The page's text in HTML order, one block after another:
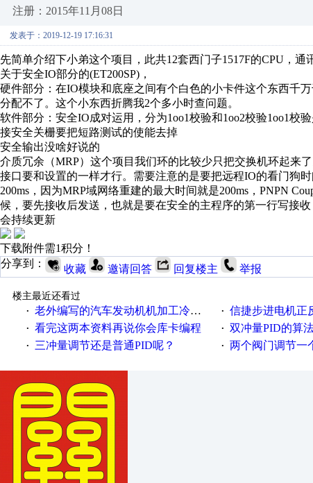
注册：2015年11月08日
发表于：2019-12-19 17:16:31
先简单介绍下小弟这个项目，此共12套西门子1517F的CPU，通
关于安全IO部分的(ET200SP)，
硬件部分：在IO模块和底座之间有个白色的小卡件这个东西千
分配不了。这个小东西折腾我2个多小时查问题。
软件部分：安全IO成对运用，分为1oo1校验和1oo2校验1oo1校
接安全关栅要把短路测试的使能去掉
安全输出没啥好说的
介质冗余（MRP）这个项目我们环的比较少只把交换机环起来
接口要和设置的一样才行。需要注意的是要把远程IO的看门狗
200ms，因为MRP域网络重建的最大时间就是200ms，PNPN
候，要先接收后发送，也就是要在安全的主程序的第一行写接收
会持续更新
下载附件需1积分！
分享到：
收藏 邀请回答 回复楼主 举报
楼主最近还看过
· 老外编写的汽车发动机机加工冷却液站西门子S7-300程序，有注解. · 信捷步进电机正
· 看完这两本资料再说你会库卡编程 · 双冲量PID的算
· 三冲量调节还是普通PID呢？ · 两个阀门调节一